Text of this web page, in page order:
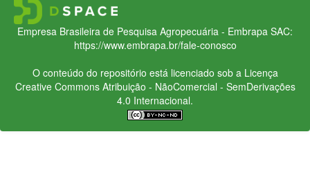
Empresa Brasileira de Pesquisa Agropecuária - Embrapa SAC:
https://www.embrapa.br/fale-conosco
O conteúdo do repositório está licenciado sob a Licença
Creative CommonsAtribuição - NãoComercial - SemDerivações
4.0 Internacional.